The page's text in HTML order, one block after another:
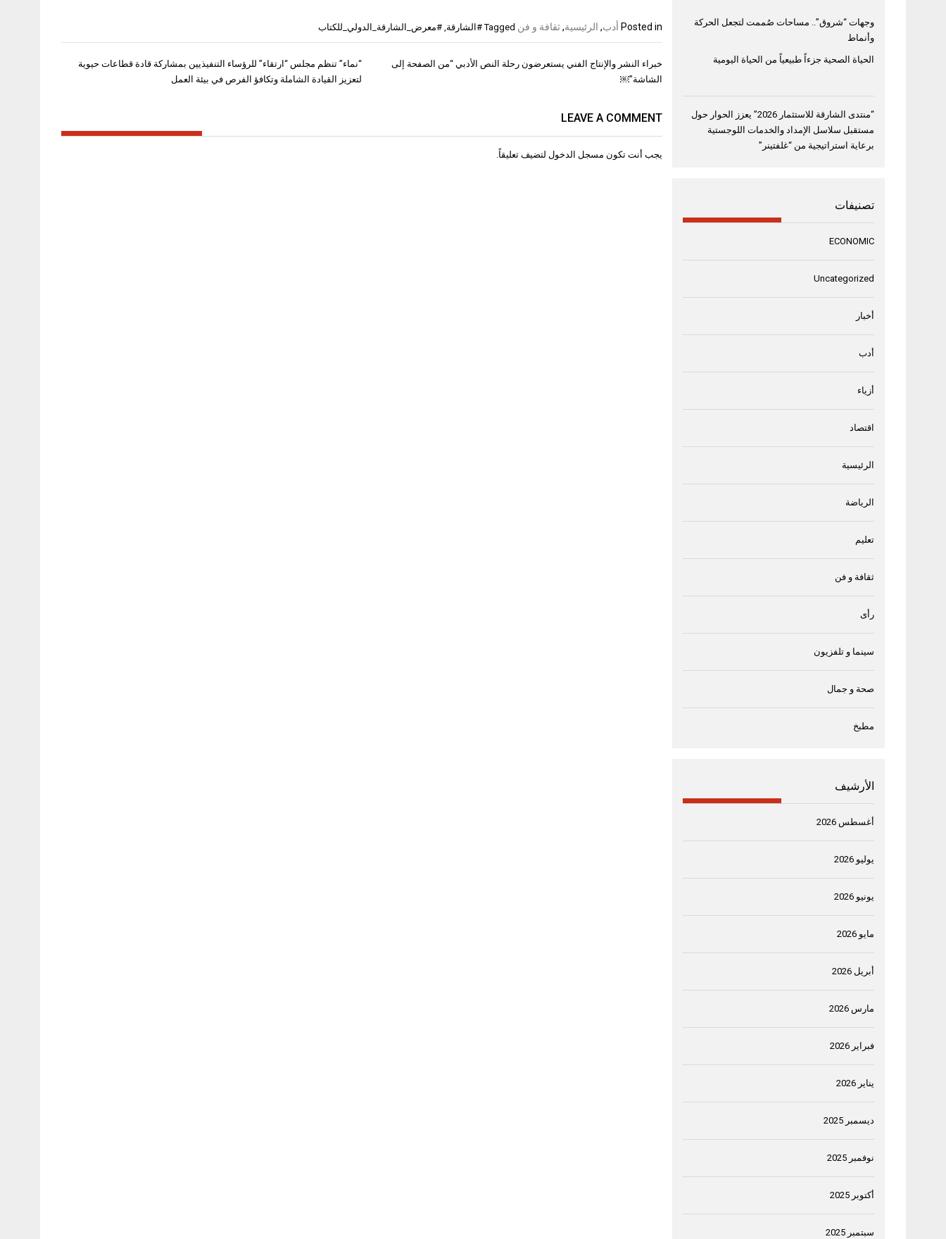
Posted in أدب, الرئيسية,ثقافة و فن Tagged #الشارقة #معرض_الشارقة_الدولي_للكتاب
تصفّح
المقالات
“نماء” تنظم مجلس “ارتقاء” للرؤساء التنفيذيين بمشاركة قادة قطاعات حيوية
لتعزيز القيادة الشاملة وتكافؤ الفرص في بيئة العمل
خبراء النشر والإنتاج الفني يستعرضون رحلة النص الأدبي “من الصفحة إلى
الشاشة”￼
LEAVE A COMMENT
يجب أنت تكون مسجل الدخول لتضيف تعليقاً.
وجهات “شروق”.. مساحات صُممت لتجعل الحركة
وأنماط
الحياة الصحية جزءاً طبيعياً من الحياة اليومية
“منتدى الشارقة للاستثمار 2026” يعزز الحوار حول
مستقبل سلاسل الإمداد والخدمات اللوجستية
برعاية استراتيجية من “غلفتينر”
تصنيفات
ECONOMIC
Uncategorized
أخبار
أدب
أزياء
اقتصاد
الرئيسية
الرياضة
تعليم
ثقافة و فن
رأى
سينما و تلفزيون
صحة و جمال
مطبخ
الأرشيف
أغسطس 2026
يوليو 2026
يونيو 2026
مايو 2026
أبريل 2026
مارس 2026
فبراير 2026
يناير 2026
ديسمبر 2025
نوفمبر 2025
أكتوبر 2025
سبتمبر 2025